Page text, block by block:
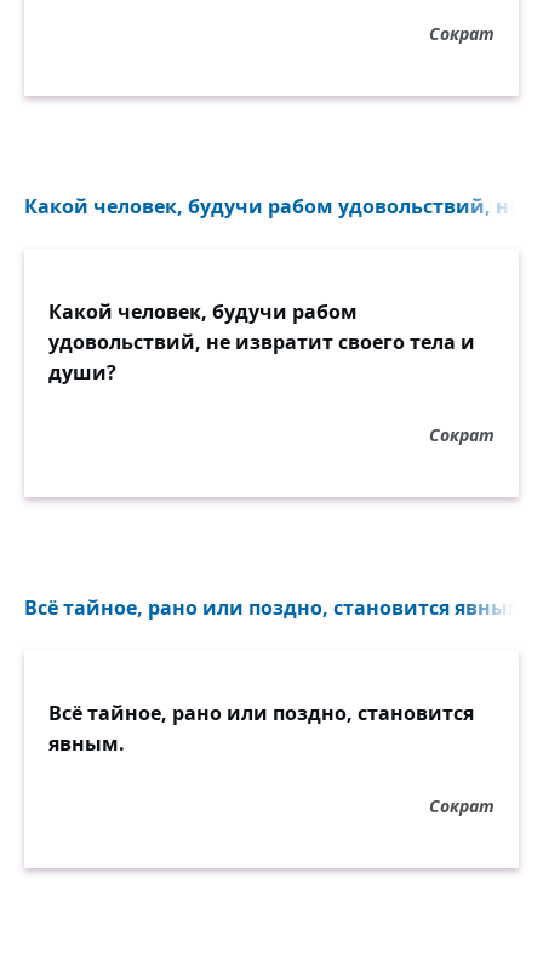
Сократ
Какой человек, будучи рабом удовольствий, не
Какой человек, будучи рабом
удовольствий, не извратит своего тела и
души?
Сократ
Всё тайное, рано или поздно, становится явным...
Всё тайное, рано или поздно, становится
явным.
Сократ